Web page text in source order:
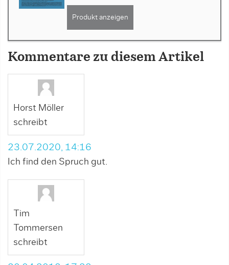
Produkt anzeigen
Kommentare zu diesem Artikel
Horst Möller
schreibt
23.07.2020, 14:16
Ich find den Spruch gut.
Tim
Tommersen
schreibt